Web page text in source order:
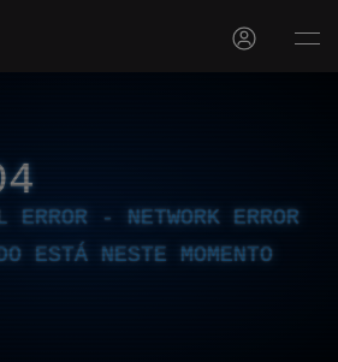
- NETWORK ERROR
ESTÁ NESTE MOMENTO